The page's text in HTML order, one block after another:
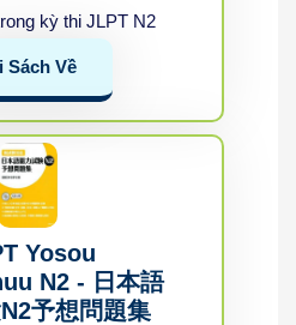
kỳ thi JLPT N2
Sách Về
Yosou
N2 - 日本語
予想問題集